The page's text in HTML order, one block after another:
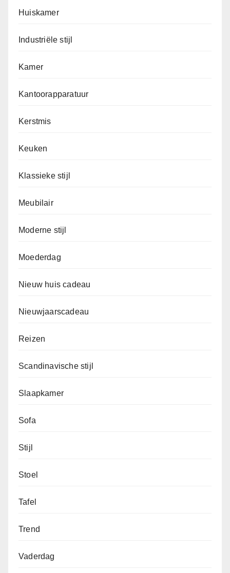
Huiskamer
Industriële stijl
Kamer
Kantoorapparatuur
Kerstmis
Keuken
Klassieke stijl
Meubilair
Moderne stijl
Moederdag
Nieuw huis cadeau
Nieuwjaarscadeau
Reizen
Scandinavische stijl
Slaapkamer
Sofa
Stijl
Stoel
Tafel
Trend
Vaderdag